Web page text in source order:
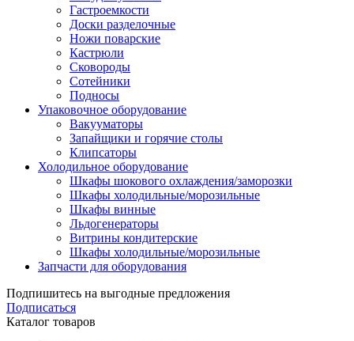
Гастроемкости
Доски разделочные
Ножи поварские
Кастрюли
Сковороды
Сотейники
Подносы
Упаковочное оборудование
Вакууматоры
Запайщики и горячие столы
Клипсаторы
Холодильное оборудование
Шкафы шокового охлаждения/заморозки
Шкафы холодильные/морозильные
Шкафы винные
Льдогенераторы
Витрины кондитерские
Шкафы холодильные/морозильные
Запчасти для оборудования
Подпишитесь на выгодные предложения
Подписаться
Каталог товаров